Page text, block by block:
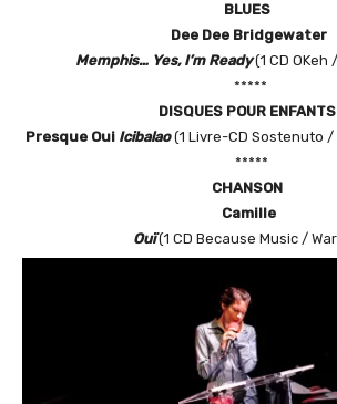
BLUES
Dee Dee Bridgewater
Memphis… Yes, I’m Ready(1 CD OKeh
*****
DISQUES POUR ENFANTS
Presque Oui Icibalao(1 Livre-CD Sostenuto
*****
CHANSON
Camille
Ouï(1 CD Because Music /